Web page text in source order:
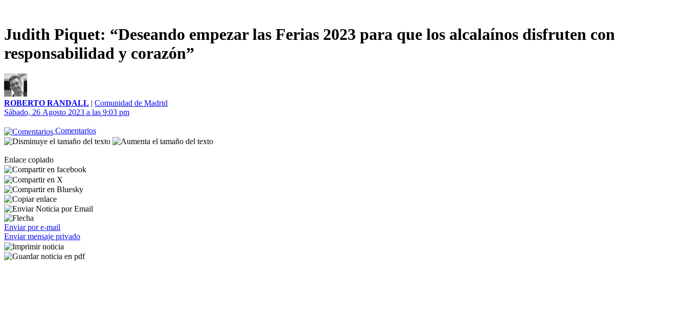
Judith Piquet: “Deseando empezar las Ferias 2023 para que los alcalaínos disfruten con
responsabilidad y corazón”
ROBERTO RANDALL | Comunidad de Madrid
Sábado, 26 Agosto 2023 a las 9:03 pm
Comentarios
Enlace copiado
Enviar por e-mail
Enviar mensaje privado